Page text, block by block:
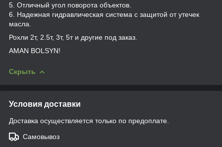
5. Отличный угол поворота объектов.
6. Надежная гидравлическая система с защитой от утечек
масла.
Рохли 2т, 2.5т, 3т, 5т и другие под заказ.
AMAN BOLSYN!
Скрыть
Условия доставки
Доставка осуществляется только по предоплате.
Самовывоз